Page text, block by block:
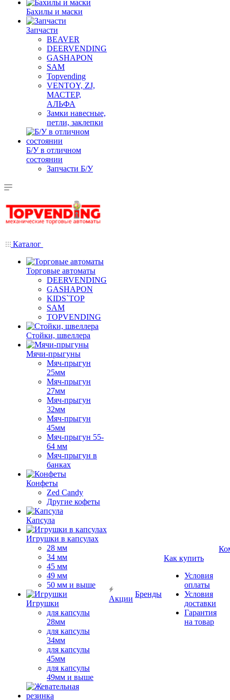
Бахилы и маски
Запчасти
BEAVER
DEERVENDING
GASHAPON
SAM
Topvending
VENTOY, ZJ,
МАСТЕР,
АЛЬФА
Замки навесные,
петли, заклепки
Б/У в отличном
состоянии
Запчасти Б/У
Каталог
Торговые автоматы
DEERVENDING
GASHAPON
KIDS`TOP
SAM
TOPVENDING
Стойки, швеллера
Мячи-прыгуны
Мяч-прыгун
25мм
Мяч-прыгун
27мм
Мяч-прыгун
32мм
Мяч-прыгун
45мм
Мяч-прыгун 55-
64 мм
Мяч-прыгун в
банках
Конфеты
Zed Candy
Другие кофеты
Капсула
Игрушки в капсулах
28 мм
34 мм
45 мм
49 мм
50 мм и выше
Игрушки
для капсулы
28мм
для капсулы
34мм
для капсулы
45мм
для капсулы
49мм и выше
Акции
Бренды
Как купить
Условия
оплаты
Условия
доставки
Гарантия
на товар